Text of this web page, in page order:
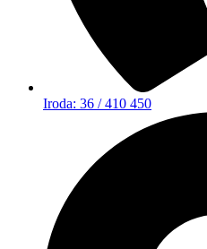
Iroda: 36 / 410 450